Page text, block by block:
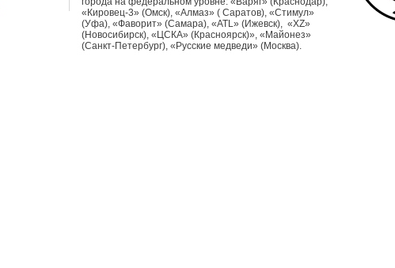
«Кировец-3» (Омск), «Алмаз» ( Саратов), «Стимул»
(Уфа), «Фаворит» (Самара), «ATL» (Ижевск), «XZ»
(Новосибирск), «ЦСКА» (Красноярск)», «Майонез»
(Санкт-Петербург), «Русские медведи» (Москва).